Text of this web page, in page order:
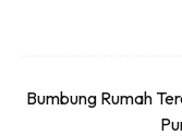
Bumbung Rumah